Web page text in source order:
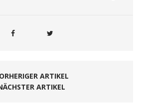
ARTIKEL
ARTIKEL